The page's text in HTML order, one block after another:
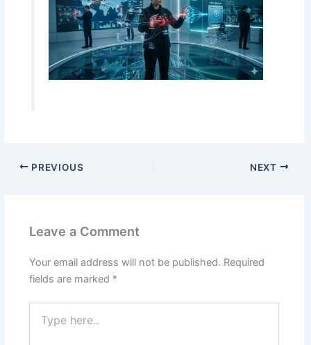
PREVIOUS NEXT
Leave a Comment
Your email address will not be published. Required
fields are marked *
here..